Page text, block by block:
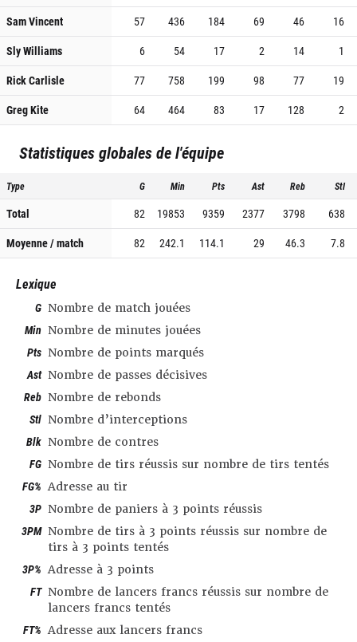
Sam Vincent
57 436 184 69 46
16
Sly Williams
6 54 17 2 14
1
Rick Carlisle
77 758 199 98 77
19
Greg Kite
64 464 83 17 128 2
Statistiques globales de l'équipe
Type G Min Pts Ast Reb Stl
Total 82 19853 9359 2377 3798
638
Moyenne / match
82 242.1 114.1 29 46.3 7.8
Lexique
G Nombre de match jouées
Min Nombre de minutes jouées
Pts Nombre de points marqués
Ast Nombre de passes décisives
Reb Nombre de rebonds
Stl Nombre d’interceptions
Blk Nombre de contres
FG Nombre de tirs réussis sur nombre de tirs tentés
FG% Adresse au tir
3P Nombre de paniers à 3 points réussis
3PM Nombre de tirs à 3 points réussis sur nombre de
tirs à 3 points tentés
3P% Adresse à 3 points
FT Nombre de lancers francs réussis sur nombre de
lancers francs tentés
FT% Adresse aux lancers francs